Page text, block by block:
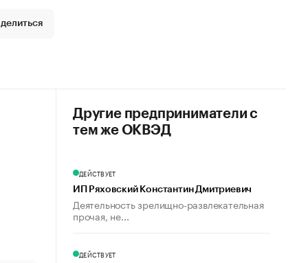
Другие предприниматели с
тем же ОКВЭД
ДЕЙСТВУЕТ
ИП Ряховский Константин Дмитриевич
Деятельность зрелищно-развлекательная
прочая, не...
ДЕЙСТВУЕТ